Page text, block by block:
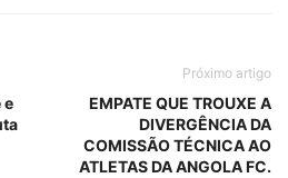
e
Próximo artigo
EMPATE QUE TROUXE A
DIVERGÊNCIA DA
COMISSÃO TÉCNICA AO
ATLETAS DA ANGOLA FC.